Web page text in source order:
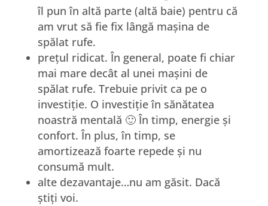
îl pun în altă parte (altă baie) pentru că
am vrut să fie fix lângă mașina de
spălat rufe.
prețul ridicat. În general, poate fi chiar
mai mare decât al unei mașini de
spălat rufe. Trebuie privit ca pe o
investiție. O investiție în sănătatea
noastră mentală 🙂 În timp, energie și
confort. În plus, în timp, se
amortizează foarte repede și nu
consumă mult.
alte dezavantaje…nu am găsit. Dacă
știți voi.